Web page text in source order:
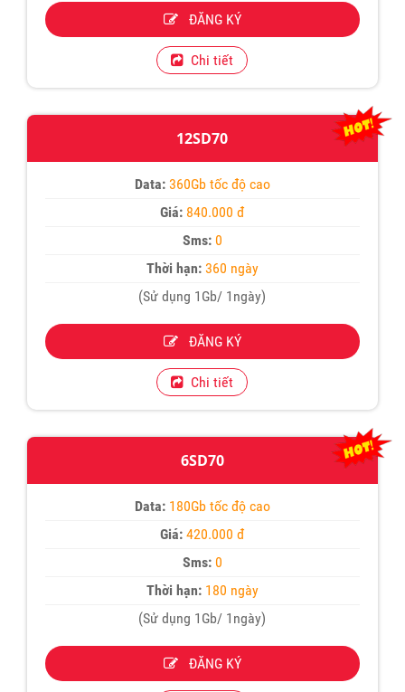
ĐĂNG KÝ
Chi tiết
12SD70
Data: 360Gb tốc độ cao
Giá: 840.000 đ
Sms: 0
Thời hạn:360 ngày
(Sử dụng 1Gb/ 1ngày)
ĐĂNG KÝ
Chi tiết
6SD70
Data: 180Gb tốc độ cao
Giá:420.000 đ
Sms: 0
Thời hạn:180 ngày
(Sử dụng 1Gb/ 1ngày)
ĐĂNG KÝ